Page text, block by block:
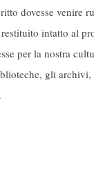
dovesse venire
intatto al
per la nostra
gli